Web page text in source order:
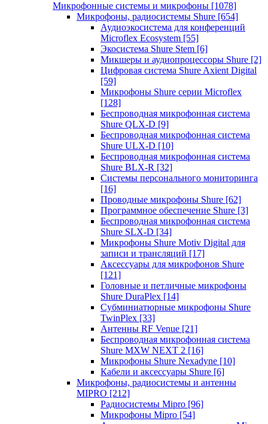
Микрофонные системы и микрофоны [1078]
Микрофоны, радиосистемы Shure [654]
Аудиоэкосистема для конференций
Microflex Ecosystem [55]
Экосистема Shure Stem [6]
Микшеры и аудиопроцессоры Shure [2]
Цифровая система Shure Axient Digital
[59]
Микрофоны Shure серии Microflex
[128]
Беспроводная микрофонная система
Shure QLX-D [9]
Беспроводная микрофонная система
Shure ULX-D [10]
Беспроводная микрофонная система
Shure BLX-R [32]
Системы персонального мониторинга
[16]
Проводные микрофоны Shure [62]
Программное обеспечение Shure [3]
Беспроводная микрофонная система
Shure SLX-D [34]
Микрофоны Shure Motiv Digital для
записи и трансляций [17]
Аксессуары для микрофонов Shure
[121]
Головные и петличные микрофоны
Shure DuraPlex [14]
Субминиатюрные микрофоны Shure
TwinPlex [33]
Антенны RF Venue [21]
Беспроводная микрофонная система
Shure MXW NEXT 2 [16]
Микрофоны Shure Nexadyne [10]
Кабели и аксессуары Shure [6]
Микрофоны, радиосистемы и антенны
MIPRO [212]
Радиосистемы Mipro [96]
Микрофоны Mipro [54]